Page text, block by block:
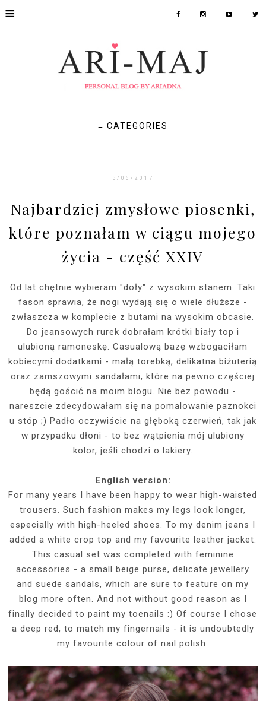
≡
≡ CATEGORIES
5/06/2017
Najbardziej zmysłowe piosenki,
które poznałam w ciągu mojego
życia - część XXIV
Od lat chętnie wybieram "doły" z wysokim stanem. Taki
fason sprawia, że nogi wydają się o wiele dłuższe -
zwłaszcza w komplecie z butami na wysokim obcasie.
Do jeansowych rurek dobrałam krótki biały top i
ulubioną ramoneskę. Casualową bazę wzbogaciłam
kobiecymi dodatkami - małą torebką, delikatna biżuterią
oraz zamszowymi sandałami, które na pewno częściej
będą gościć na moim blogu. Nie bez powodu -
nareszcie zdecydowałam się na pomalowanie paznokci
u stóp ;) Padło oczywiście na głęboką czerwień, tak jak
w przypadku dłoni - to bez wątpienia mój ulubiony
kolor, jeśli chodzi o lakiery.
English version:
For many years I have been happy to wear high-waisted
trousers. Such fashion makes my legs look longer,
especially with high-heeled shoes. To my denim jeans I
added a white crop top and my favourite leather jacket.
This casual set was completed with feminine
accessories - a small beige purse, delicate jewellery
and suede sandals, which are sure to feature on my
blog more often. And not without good reason as I
finally decided to paint my toenails :) Of course I chose
a deep red, to match my fingernails - it is undoubtedly
my favourite colour of nail polish.